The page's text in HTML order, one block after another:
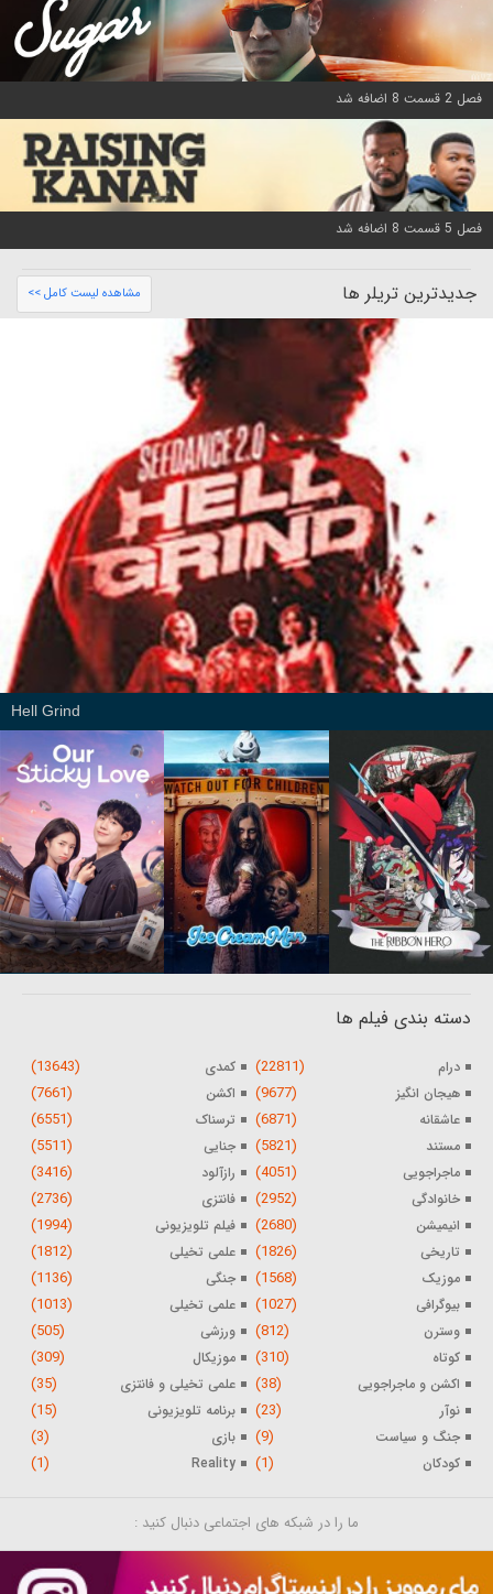
فصل 2 قسمت 8 اضافه شد
فصل 5 قسمت 8 اضافه شد
جدیدترین تریلر ها مشاهده لیست کامل >>
Hell Grind
دسته بندی فیلم ها
درام (22811) کمدی (13643)
هیجان انگیز (9677) اکشن (7661)
عاشقانه (6871) ترسناک (6551)
مستند (5821) جنایی (5511)
ماجراجویی (4051) رازآلود (3416)
خانوادگی (2952) فانتزی (2736)
انیمیشن (2680) فیلم تلویزیونی (1994)
تاریخی (1826) علمی تخیلی (1812)
موزیک (1568) جنگی (1136)
بیوگرافی (1027) علمی تخیلی (1013)
وسترن (812) ورزشی (505)
کوتاه (310) موزیکال (309)
اکشن و ماجراجویی (38) علمی تخیلی و فانتزی (35)
نوآر (23) برنامه تلویزیونی (15)
جنگ و سیاست (9) بازی (3)
کودکان (1)
Reality
(1)
ما را در شبکه های اجتماعی دنبال کنید :